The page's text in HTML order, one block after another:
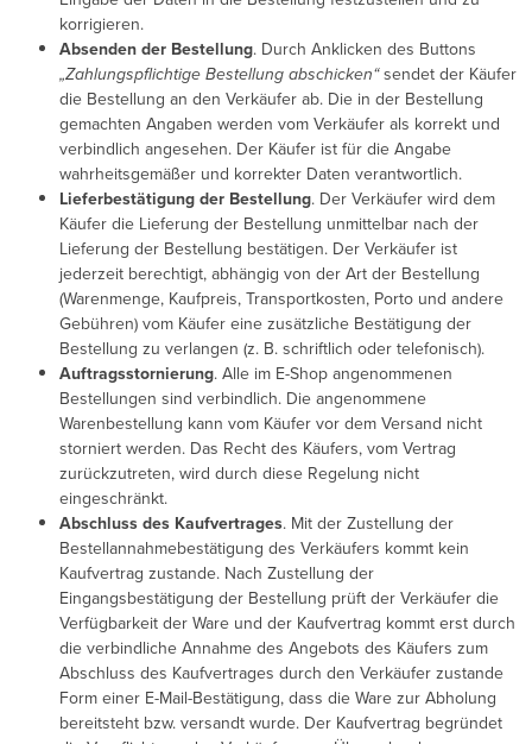
korrigieren.
Absenden der Bestellung. Durch Anklicken des Buttons
„Zahlungspflichtige Bestellung abschicken“sendet der Käufer
die Bestellung an den Verkäufer ab. Die in der Bestellung
gemachten Angaben werden vom Verkäufer als korrekt und
verbindlich angesehen. Der Käufer ist für die Angabe
wahrheitsgemäßer und korrekter Daten verantwortlich.
Lieferbestätigung der Bestellung. Der Verkäufer wird dem
Käufer die Lieferung der Bestellung unmittelbar nach der
Lieferung der Bestellung bestätigen. Der Verkäufer ist
jederzeit berechtigt, abhängig von der Art der Bestellung
(Warenmenge, Kaufpreis, Transportkosten, Porto und andere
Gebühren) vom Käufer eine zusätzliche Bestätigung der
Bestellung zu verlangen (z. B. schriftlich oder telefonisch).
Auftragsstornierung. Alle im E-Shop angenommenen
Bestellungen sind verbindlich. Die angenommene
Warenbestellung kann vom Käufer vor dem Versand nicht
storniert werden. Das Recht des Käufers, vom Vertrag
zurückzutreten, wird durch diese Regelung nicht
eingeschränkt.
Abschluss des Kaufvertrages. Mit der Zustellung der
Bestellannahmebestätigung des Verkäufers kommt kein
Kaufvertrag zustande. Nach Zustellung der
Eingangsbestätigung der Bestellung prüft der Verkäufer die
Verfügbarkeit der Ware und der Kaufvertrag kommt erst durch
die verbindliche Annahme des Angebots des Käufers zum
Abschluss des Kaufvertrages durch den Verkäufer zustande
Form einer E-Mail-Bestätigung, dass die Ware zur Abholung
bereitsteht bzw. versandt wurde. Der Kaufvertrag begründet